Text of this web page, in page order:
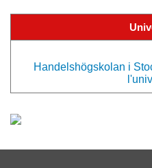
Handelshögskolan i